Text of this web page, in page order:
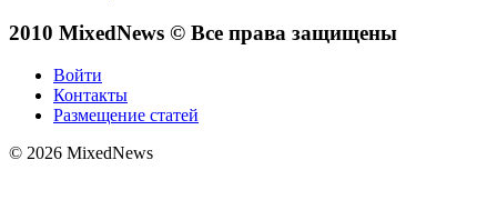
2010 MixedNews © Все права защищены
Войти
Контакты
Размещение статей
© 2026 MixedNews